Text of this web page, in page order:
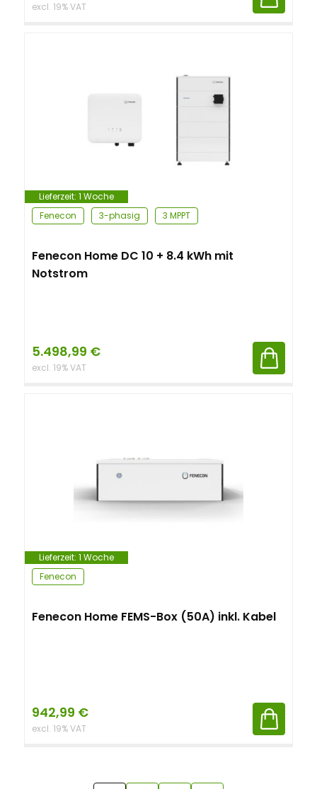
excl. 19% VAT
Lieferzeit: 1 Woche
Fenecon
3-phasig 3 MPPT
Fenecon Home DC 10 + 8.4 kWh mit
Notstrom
5.498,99 €
excl. 19% VAT
Lieferzeit: 1 Woche
Fenecon
Fenecon Home FEMS-Box (50A) inkl. Kabel
942,99 €
excl. 19% VAT